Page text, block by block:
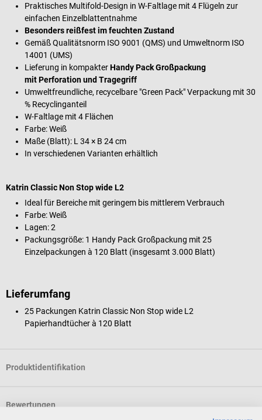
Praktisches Multifold-Design in W-Faltlage mit 4 Flügeln zur
einfachen Einzelblattentnahme
Besonders reißfest im feuchten Zustand
Gemäß Qualitätsnorm ISO 9001 (QMS) und Umweltnorm ISO
14001 (UMS)
Lieferung in kompakterHandy Pack Großpackung
mit Perforation und Tragegriff
Umweltfreundliche, recycelbare "Green Pack" Verpackung mit 30
% Recyclinganteil
W-Faltlage mit 4 Flächen
Farbe: Weiß
Maße (Blatt): L 34 × B 24 cm
In verschiedenen Varianten erhältlich
Katrin Classic Non Stop wide L2
Ideal für Bereiche mit geringem bis mittlerem Verbrauch
Farbe: Weiß
Lagen: 2
Packungsgröße: 1 Handy Pack Großpackung mit 25
Einzelpackungen à 120 Blatt (insgesamt 3.000 Blatt)
Lieferumfang
25 Packungen Katrin Classic Non Stop wide L2
Papierhandtücher à 120 Blatt
Produktidentifikation
Bewertungen